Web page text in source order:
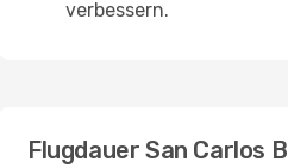
verbessern.
Flugdauer San Carlos